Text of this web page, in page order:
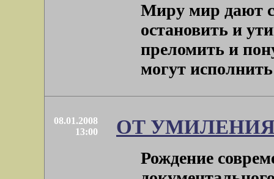
Миру мир дают
остановить и
преломить и
могут
08.01.2008
13:00
ОТ
Рождение